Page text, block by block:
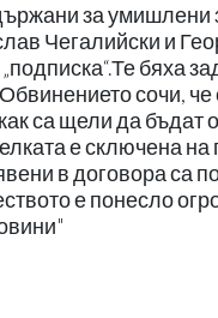
за умишлени
Чегалийски и
бяха
сочи,
са щели да бъдат
е сключена
в договора са
е понесло